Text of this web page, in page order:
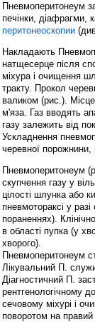
Пневмоперитонеум
печінки, діафрагми,
перитонеоскопии
Накладають
натщесерце після
міхура і очищення
тракту. Прокол
валиком (рис.).
м'яза. Газ вводять
газу залежить від
Ускладнення
черевної
Пневмоперитонеум
скупчення газу у
цілості шлунка або
пневмотораксі у
пораненнях).
в області пупка (у
хворого).
Пневмоперитонеум
Лікувальний П.
Діагностичний П.
рентгенологічному
сечовому міхурі і
поворотом на правий